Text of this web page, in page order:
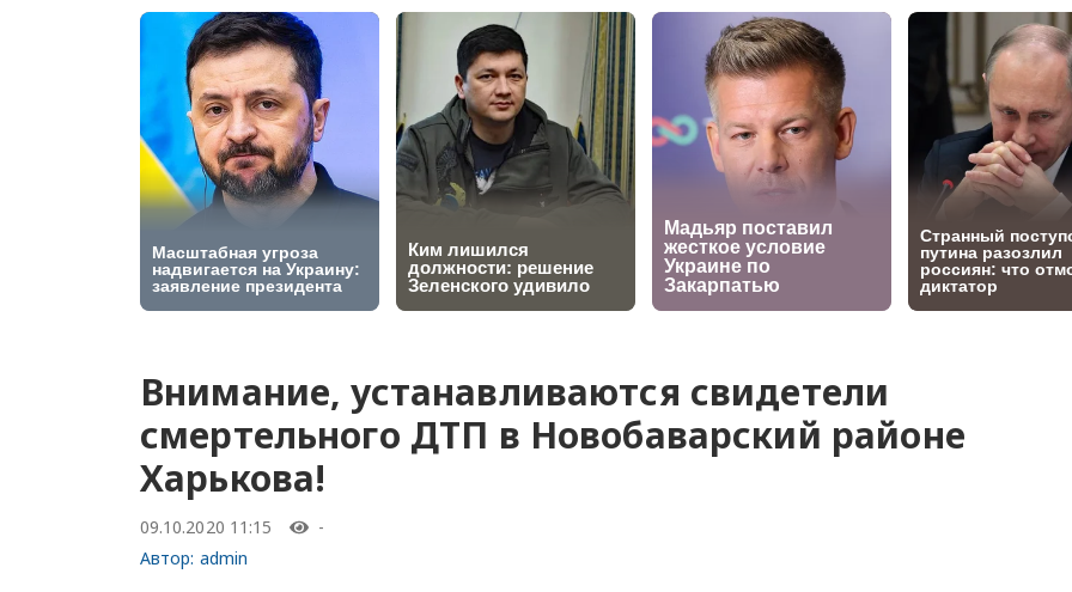
Внимание, устанавливаются свидетели
смертельного ДТП в Новобаварский районе
Харькова!
09.10.2020 11:15
-
Автор: admin